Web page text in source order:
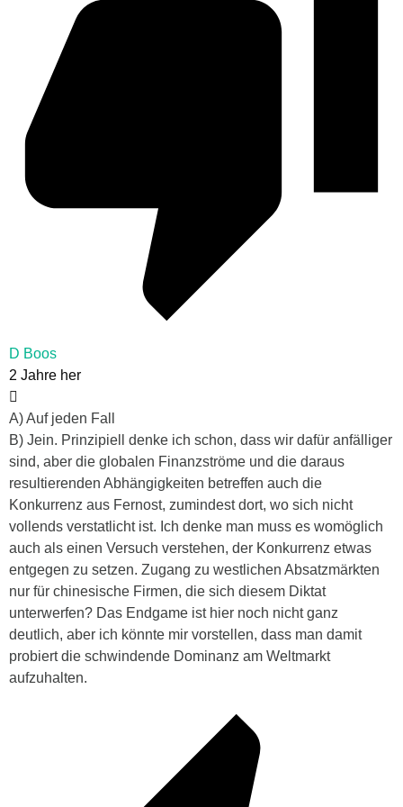
D Boos
2 Jahre her
A) Auf jeden Fall
B) Jein. Prinzipiell denke ich schon, dass wir dafür anfälliger
sind, aber die globalen Finanzströme und die daraus
resultierenden Abhängigkeiten betreffen auch die
Konkurrenz aus Fernost, zumindest dort, wo sich nicht
vollends verstatlicht ist. Ich denke man muss es womöglich
auch als einen Versuch verstehen, der Konkurrenz etwas
entgegen zu setzen. Zugang zu westlichen Absatzmärkten
nur für chinesische Firmen, die sich diesem Diktat
unterwerfen? Das Endgame ist hier noch nicht ganz
deutlich, aber ich könnte mir vorstellen, dass man damit
probiert die schwindende Dominanz am Weltmarkt
aufzuhalten.